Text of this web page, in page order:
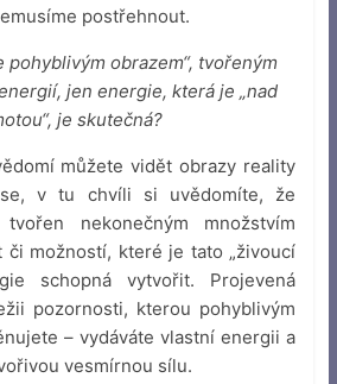
postřehnout.
pohyblivým obrazem“, tvořeným
jen energie, která je „nad
je skutečná?
můžete vidět obrazy reality
v tu chvíli si uvědomíte, že
nekonečným množstvím
či možností, které je tato „živoucí
schopná vytvořit. Projevená
pozornosti, kterou pohyblivým
– vydáváte vlastní energii a
vesmírnou sílu.